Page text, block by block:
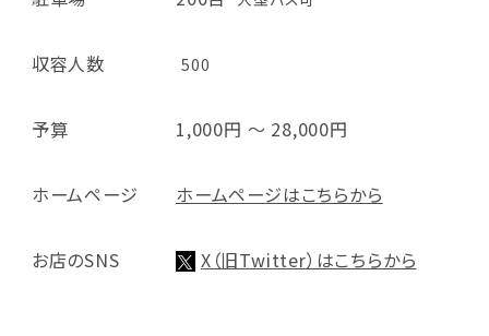
収容人数 500
予算 1,000円 ～ 28,000円
ホームページ ホームページはこちらから
お店のSNS X（旧Twitter）はこちらから